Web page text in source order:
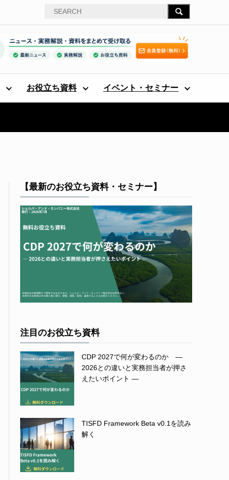
お役立ち資料 イベント・セミナー
【最新のお役立ち資料・セミナー】
注目のお役立ち資料
CDP 2027で何が変わるのか ―
2026との違いと実務担当者が押さ
えたいポイント ―
TISFD Framework Beta v0.1を読み
解く